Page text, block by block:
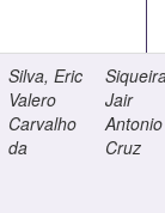
Silva, Eric
Valero
Carvalho
da
Jair
Antonio
Cruz